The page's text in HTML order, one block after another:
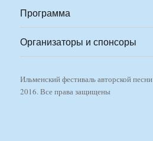
Программа
Организаторы и спонсоры
Ильменский фестиваль авторской песни
2016. Все права защищены